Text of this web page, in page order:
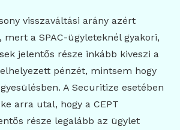
visszaváltási arány azért
a SPAC-ügyleteknél gyakori,
jelentős része inkább kiveszi a
pénzét, mintsem hogy
A Securitize esetében
arra utal, hogy a CEPT
része legalább az ügylet